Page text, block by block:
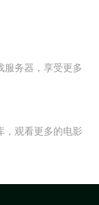
服务器，享受更多
，观看更多的电影